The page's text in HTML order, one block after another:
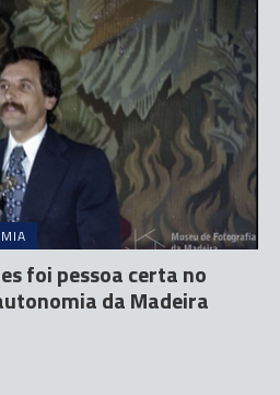
foi pessoa certa no
da Madeira